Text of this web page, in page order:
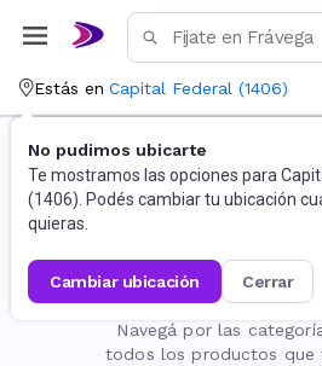
Estás en Capital Federal (1406)
No pudimos ubicarte
Te mostramos las opciones para
(1406). Podés cambiar tu ubicación
quieras.
cambiar ubicación cerrar
La página no
Navegá por las
todos los productos que